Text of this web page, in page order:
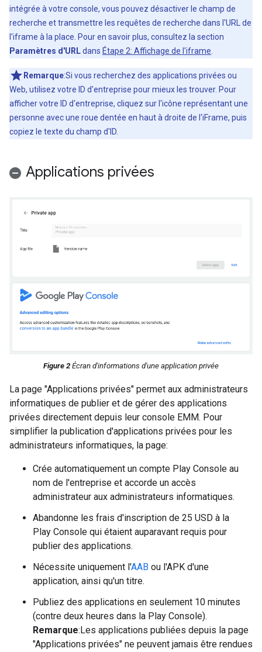
intégrée à votre console, vous pouvez désactiver le champ de
recherche et transmettre les requêtes de recherche dans l'URL de
l'iframe à la place. Pour en savoir plus, consultez la section
Paramètres d'URLdans Étape 2: Affichage de l'iframe
Remarque:Si vous recherchez des applications privées ou
Web, utilisez votre ID d'entreprise pour mieux les trouver. Pour
afficher votre ID d'entreprise, cliquez sur l'icône représentant une
personne avec une roue dentée en haut à droite de l'iFrame, puis
copiez le texte du champ d'ID.
Applications privées
Figure 2 Écran d'informations d'une application privée
La page "Applications privées" permet aux administrateurs
informatiques de publier et de gérer des applications
privées directement depuis leur console EMM. Pour
simplifier la publication d'applications privées pour les
administrateurs informatiques, la page:
Crée automatiquement un compte Play Console au
nom de l'entreprise et accorde un accès
administrateur aux administrateurs informatiques.
Abandonne les frais d'inscription de 25 USD à la
Play Console qui étaient auparavant requis pour
publier des applications.
Nécessite uniquement l'AAB ou l'APK d'une
application, ainsi qu'un titre.
Publiez des applications en seulement 10 minutes
(contre deux heures dans la Play Console).
Remarque:Les applications publiées depuis la page
"Applications privées" ne peuvent jamais être rendues